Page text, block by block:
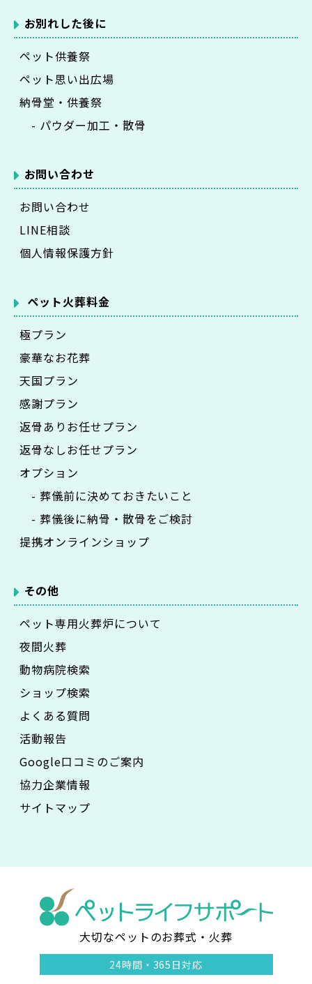
お別れした後に
ペット供養祭
ペット思い出広場
納骨堂・供養祭
- パウダー加工・散骨
お問い合わせ
お問い合わせ
LINE相談
個人情報保護方針
ペット火葬料金
極プラン
豪華なお花葬
天国プラン
感謝プラン
返骨ありお任せプラン
返骨なしお任せプラン
オプション
- 葬儀前に決めておきたいこと
- 葬儀後に納骨・散骨をご検討
提携オンラインショップ
その他
ペット専用火葬炉について
夜間火葬
動物病院検索
ショップ検索
よくある質問
活動報告
Google口コミのご案内
協力企業情報
サイトマップ
ッ
大切なペットのお葬式・火葬
24時間・ 365日対応